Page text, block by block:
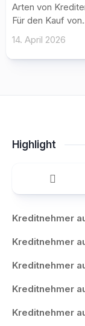
Arten von
Für den Kauf
14. April 2026
Highlight
Kreditnehmer
Kreditnehmer
Kreditnehmer
Kreditnehmer
Kreditnehmer